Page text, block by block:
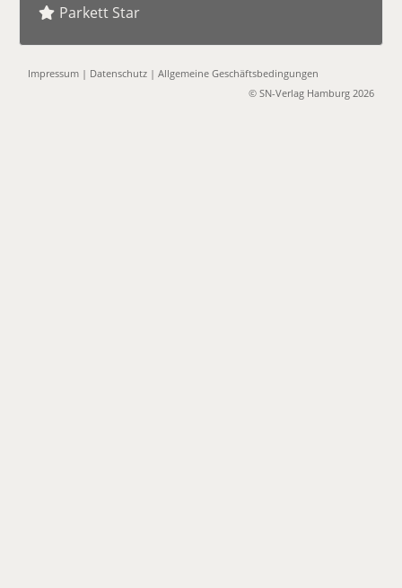
Parkett Star
Impressum | Datenschutz |Allgemeine Geschäftsbedingungen
© SN-Verlag Hamburg 2026